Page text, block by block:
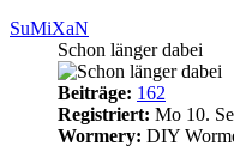
SuMiXaN
Schon länger dabei
Beiträge: 162
Registriert: Mo 10.
Wormery: DIY